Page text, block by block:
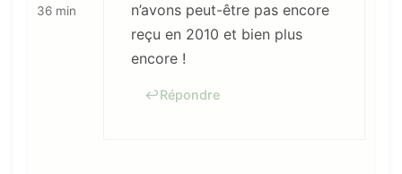
36 min
n’avons peut-être pas encore
reçu en 2010 et bien plus
encore !
Répondre